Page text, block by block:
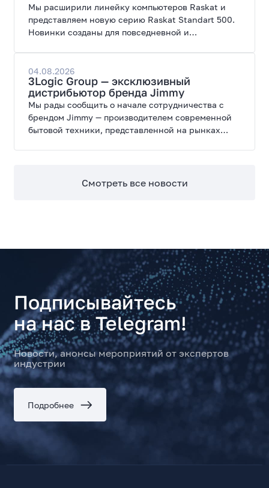
Мы расширили линейку компьютеров Raskat и
представляем новую серию Raskat Standart 500.
Новинки созданы для повседневной и
широкие возможности модернизации.
04.08.2026
3Logic Group — эксклюзивный
дистрибьютор бренда Jimmy
Мы рады сообщить о начале сотрудничества с
брендом Jimmy — производителем современной
бытовой техники, представленной на рынках
Смотреть все новости
Подписывайтесь
на нас в Telegram!
Новости, анонсы мероприятий от экспертов
индустрии
Подробнее